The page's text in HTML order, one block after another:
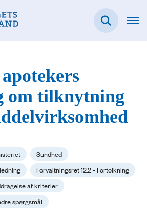
om tilknytning
Sundhed
Forvaltningsret 12.2 - Fortolkning
af kriterier
spørgsmål